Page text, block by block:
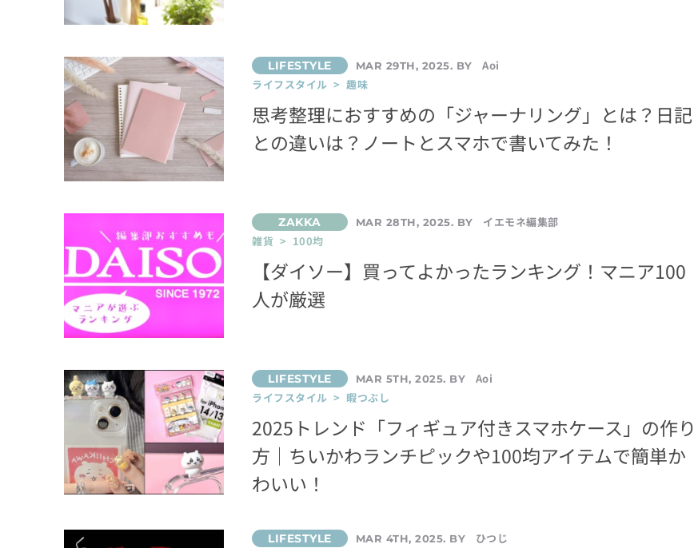
MAR 29TH, 2025. BY
Aoi
ライフスタイル > 趣味
思考整理におすすめの「ジャーナリング」とは？日記
との違いは？ノートとスマホで書いてみた！
MAR 28TH, 2025. BY
イエモネ編集部
雑貨 > 100均
【ダイソー】買ってよかったランキング！マニア100
人が厳選
MAR 5TH, 2025. BY
Aoi
ライフスタイル > 暇つぶし
2025トレンド「フィギュア付きスマホケース」の作り
方｜ちいかわランチピックや100均アイテムで簡単か
わいい！
MAR 4TH, 2025. BY
ひつじ